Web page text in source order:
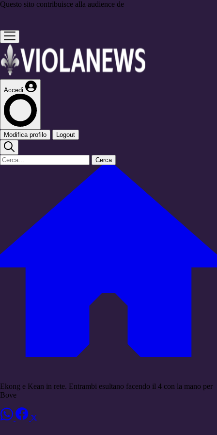
Questo sito contribuisce alla audience de
Accedi
Modifica profilo Logout
Cerca
Ekong e Kean in rete. Entrambi esultano facendo il 4 con la mano per
Bove